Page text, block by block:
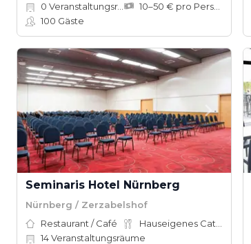
0 Veranstaltungsräume
100 Gäste
Seminaris Hotel Nürnberg
Nürnberg / Zerzabelshof
Restaurant / Café
14Veranstaltungsräume